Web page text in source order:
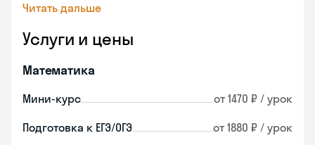
Читать дальше
Услуги и цены
Математика
Мини-курс от 1470 ₽ / урок
Подготовка к ЕГЭ/ОГЭ от 1880 ₽ / урок